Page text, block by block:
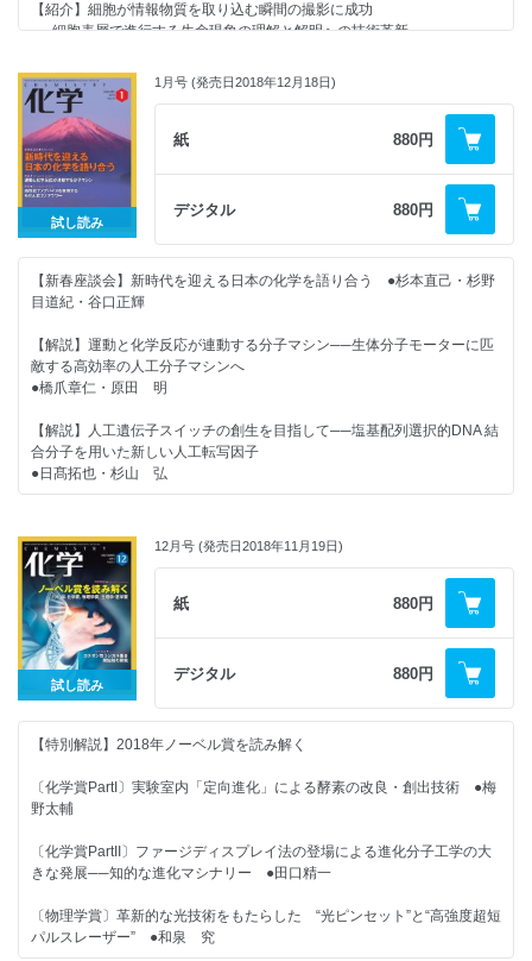
廣田 襄
（3）新規性とは？（後編） ●中務茂樹
◆化学つれづれ草 （23）思い出の研究 ●田中一義
◆化学ナンバープレイス
◆化学の本だな 新刊紹介
◆化学掲示板（1月）
＜注目の論文＞
＜最新のトピックス＞
人工分子マシンで機能性分子を精密につくる／化学と機械学習／Sn系ペ
ロブスカイト光電変換素子の研究動向／計算科学プログラムはどんどん読
みづらくなる
【紹介】細胞が情報物質を取り込む瞬間の撮影に成功
──細胞表層で進行する生命現象の理解と解明への技術革新
★好評連載★
◆カガクへの視点 科学ヒーローたちの弁当代は誰が払うべきか？ ●荏
原充宏
◆化学者のための哲学──哲学は化学を挑発する
（14）化学から見た「経験論」 ●落合洋文
（18）構造式から物性を予測しよう！ ──沸点の巻 ●矢野将文
◆化学の特許はおまかせ！ 中務先生のカガク特許講座
（2）新規性とは？（前編） ●中務茂樹
◆分析機器の進化から見た 現代化学史
（2）X線の発見と構造解析への応用──科学の世紀を拓いた光 ●廣田
襄
◆化学の本だな 書評・新刊紹介
◆編集室から
【2019年の化学】
＜注目の論文＞
光で二酸化炭素の挿入反応を制御する／担持金属錯体の周辺環境効果／ア
の実現
＜最新のトピックス＞
酸化剤のいらない酸化的カップリング／πラジカルがつくる新たな幾何構
する共結晶化技術
試し読み
1月号 (発売日2018年12月18日)
紙 880円
デジタル 880円
【新春座談会】新時代を迎える日本の化学を語り合う ●杉本直己・杉野
目道紀・谷口正輝
【解説】運動と化学反応が連動する分子マシン──生体分子モーターに匹
敵する高効率の人工分子マシンへ
●橋爪章仁・原田 明
【解説】人工遺伝子スイッチの創生を目指して──塩基配列選択的DNA 結
合分子を用いた新しい人工転写因子
●日髙拓也・杉山 弘
シリコンが生みだす巨大光学活性
●シャオ・ティンフェイ･程 振洲･合田圭介
★新連載★
◆分析機器の進化から見た 現代化学史
①化学史へのいざない──現代化学の進歩をたどる旅 ●廣田 襄
◆化学の特許はおまかせ！ 中務先生のカガク特許講座
◆カガクへの視点 「国際周期表年2019」をみんなで盛り上げていこ
◆化学つれづれ草 （21）ロアルド・ホフマンさん（後編） ●田中一義
◆化学者のための哲学──哲学は化学を挑発する（13）いま化学に哲学が
必要な理由 ●落合洋文
試し読み
12月号 (発売日2018年11月19日)
紙 880円
デジタル 880円
【特別解説】2018年ノーベル賞を読み解く
〔化学賞PartI〕実験室内「定向進化」による酵素の改良・創出技術 ●梅
野太輔
〔化学賞PartII〕ファージディスプレイ法の登場による進化分子工学の大
きな発展──知的な進化マシナリー ●田口精一
〔物理学賞〕革新的な光技術をもたらした “光ピンセット”と“高強度超短
パルスレーザー” ●和泉 究